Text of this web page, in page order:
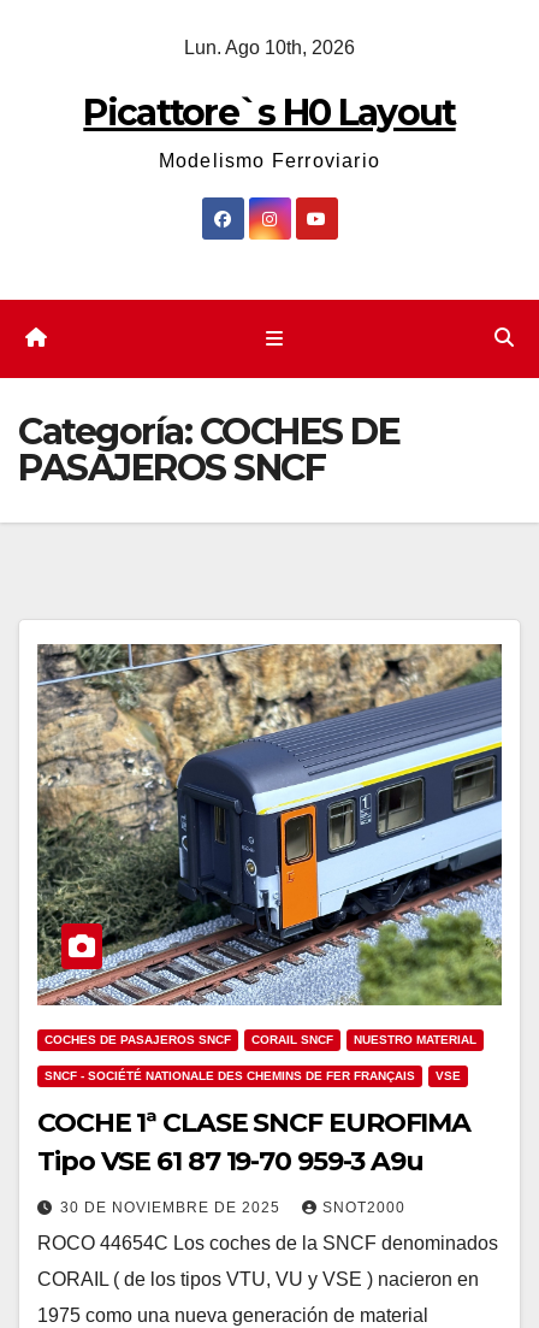
Lun. Ago 10th, 2026
Picattore`s H0 Layout
Modelismo Ferroviario
Categoría:COCHES DE
PASAJEROS SNCF
COCHES DE PASAJEROS SNCF CORAIL SNCF NUESTRO MATERIAL
SNCF - SOCIÉTÉ NATIONALE DES CHEMINS DE FER FRANÇAIS VSE
COCHE 1ª CLASE SNCF EUROFIMA
Tipo VSE 61 87 19-70 959-3 A9u
30 DE NOVIEMBRE DE 2025 SNOT2000
ROCO 44654C Los coches de la SNCF denominados
CORAIL ( de los tipos VTU, VU y VSE ) nacieron en
1975 como una nueva generación de material